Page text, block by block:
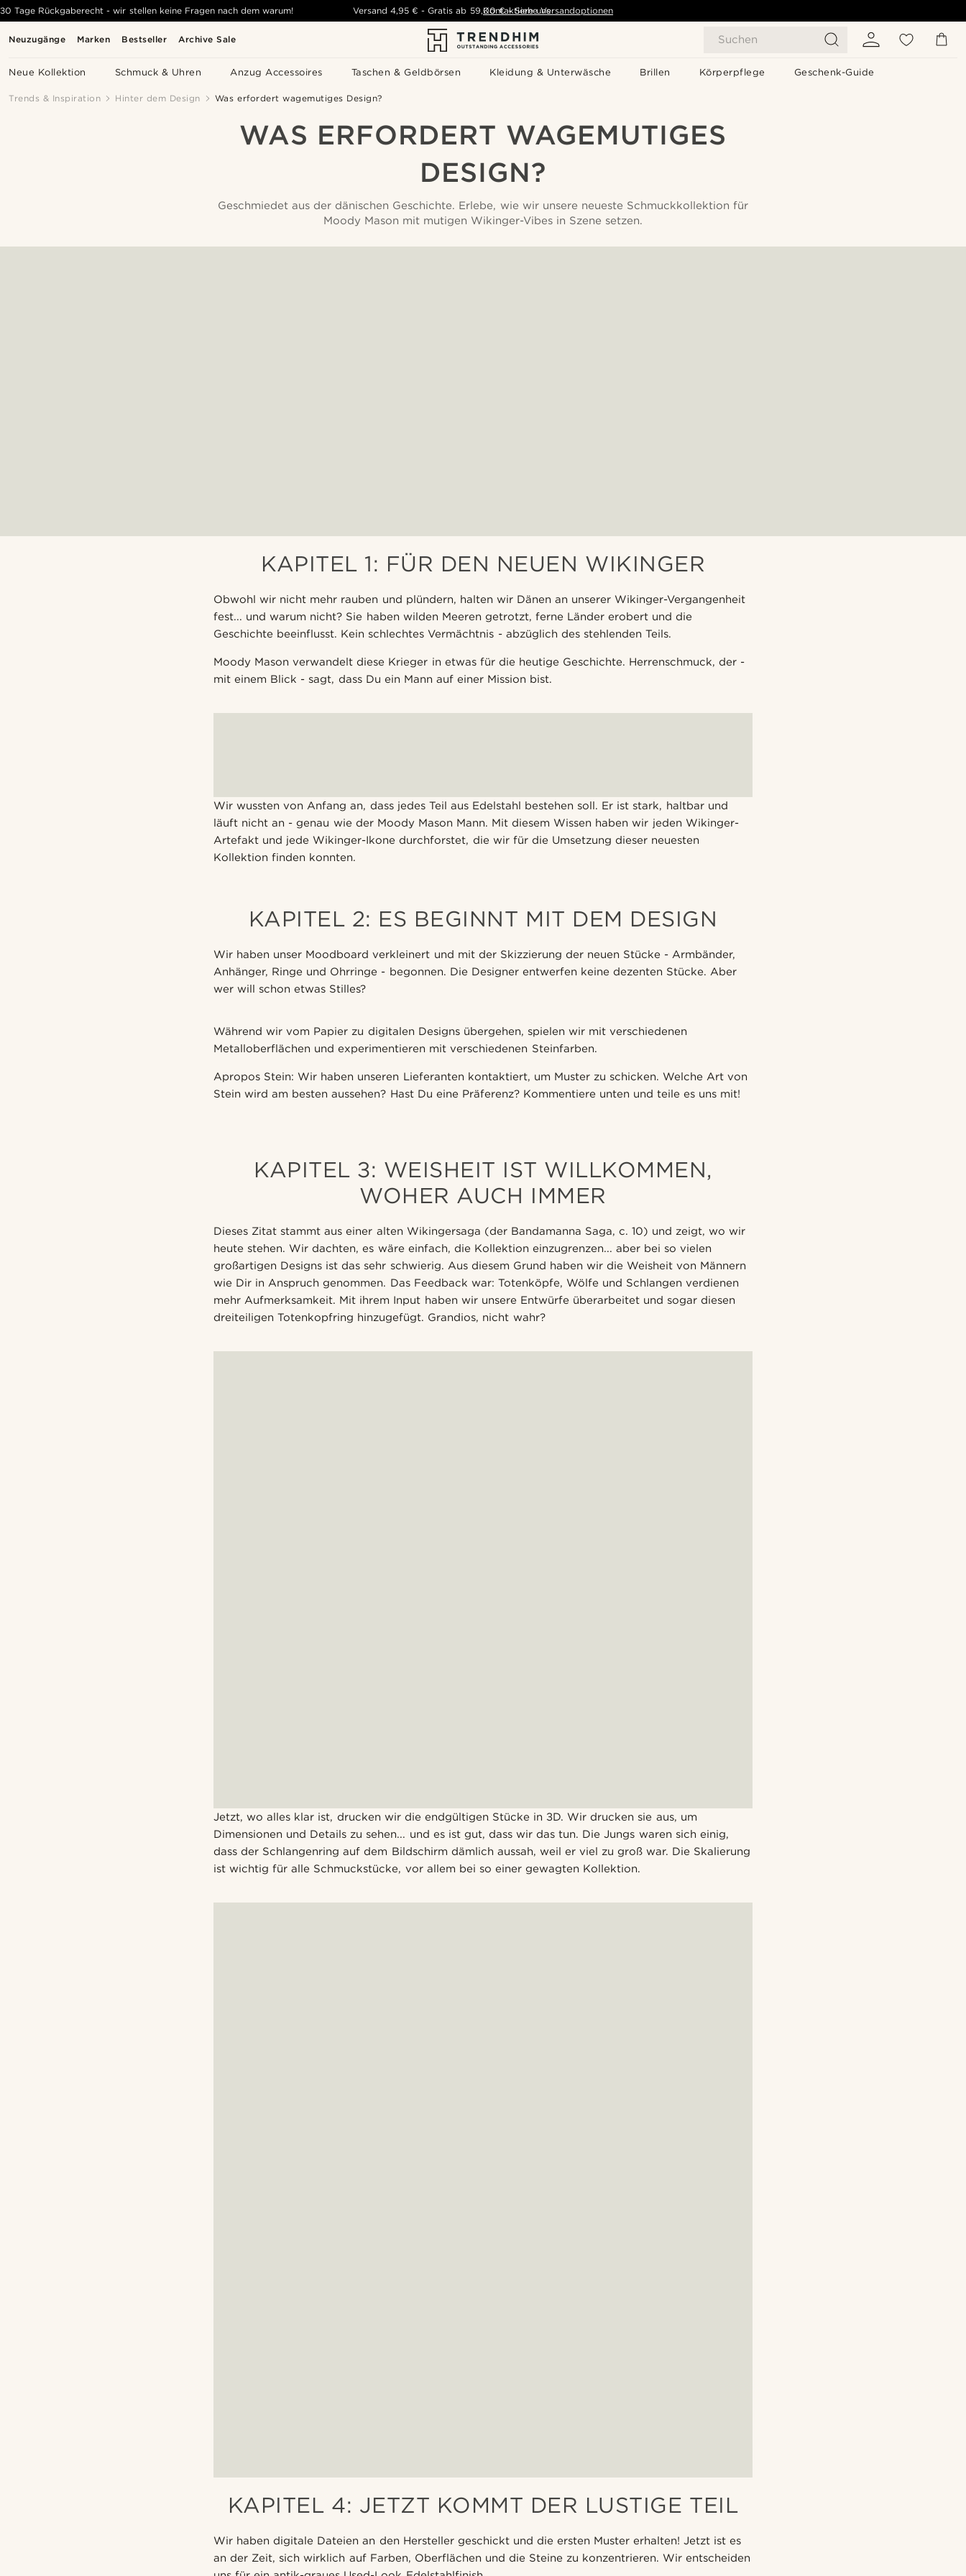
Neuzugänge Marken Bestseller Archive Sale Suchen
Neue Kollektion Schmuck & Uhren Anzug Accessoires Taschen & Geldbörsen Kleidung & Unterwäsche Brillen Körperpflege Geschenk-Guide
30 Tage Rückgaberecht - wir stellen keine Fragen nach dem warum! Versand 4,95 € -Gratis ab 59,00 € - Siehe Versandoptionen
Kontaktiere uns
Trends & Inspiration Hinter dem Design Was erfordert wagemutiges Design?
WAS ERFORDERT WAGEMUTIGES
DESIGN?
Geschmiedet aus der dänischen Geschichte. Erlebe, wie wir unsere neueste Schmuckkollektion für
Moody Mason mit mutigen Wikinger-Vibes in Szene setzen.
KAPITEL 1: FÜR DEN NEUEN WIKINGER
Obwohl wir nicht mehr rauben und plündern, halten wir Dänen an unserer Wikinger-Vergangenheit
fest... und warum nicht? Sie haben wilden Meeren getrotzt, ferne Länder erobert und die
Geschichte beeinflusst. Kein schlechtes Vermächtnis - abzüglich des stehlenden Teils.
Moody Mason verwandelt diese Krieger in etwas für die heutige Geschichte. Herrenschmuck, der -
mit einem Blick - sagt, dass Du ein Mann auf einer Mission bist.
Wir wussten von Anfang an, dass jedes Teil aus Edelstahl bestehen soll. Er ist stark, haltbar und
läuft nicht an - genau wie der Moody Mason Mann. Mit diesem Wissen haben wir jeden Wikinger-
Artefakt und jede Wikinger-Ikone durchforstet, die wir für die Umsetzung dieser neuesten
Kollektion finden konnten.
KAPITEL 2: ES BEGINNT MIT DEM DESIGN
Wir haben unser Moodboard verkleinert und mit der Skizzierung der neuen Stücke - Armbänder,
Anhänger, Ringe und Ohrringe - begonnen. Die Designer entwerfen keine dezenten Stücke. Aber
wer will schon etwas Stilles?
Während wir vom Papier zu digitalen Designs übergehen, spielen wir mit verschiedenen
Metalloberflächen und experimentieren mit verschiedenen Steinfarben.
Apropos Stein: Wir haben unseren Lieferanten kontaktiert, um Muster zu schicken. Welche Art von
Stein wird am besten aussehen? Hast Du eine Präferenz? Kommentiere unten und teile es uns mit!
KAPITEL 3: WEISHEIT IST WILLKOMMEN,
WOHER AUCH IMMER
Dieses Zitat stammt aus einer alten Wikingersaga (der Bandamanna Saga, c. 10) und zeigt, wo wir
heute stehen. Wir dachten, es wäre einfach, die Kollektion einzugrenzen... aber bei so vielen
großartigen Designs ist das sehr schwierig. Aus diesem Grund haben wir die Weisheit von Männern
wie Dir in Anspruch genommen. Das Feedback war: Totenköpfe, Wölfe und Schlangen verdienen
mehr Aufmerksamkeit. Mit ihrem Input haben wir unsere Entwürfe überarbeitet und sogar diesen
dreiteiligen Totenkopfring hinzugefügt. Grandios, nicht wahr?
Jetzt, wo alles klar ist, drucken wir die endgültigen Stücke in 3D. Wir drucken sie aus, um
Dimensionen und Details zu sehen... und es ist gut, dass wir das tun. Die Jungs waren sich einig,
dass der Schlangenring auf dem Bildschirm dämlich aussah, weil er viel zu groß war. Die Skalierung
ist wichtig für alle Schmuckstücke, vor allem bei so einer gewagten Kollektion.
KAPITEL 4: JETZT KOMMT DER LUSTIGE TEIL
Wir haben digitale Dateien an den Hersteller geschickt und die ersten Muster erhalten! Jetzt ist es
an der Zeit, sich wirklich auf Farben, Oberflächen und die Steine zu konzentrieren. Wir entscheiden